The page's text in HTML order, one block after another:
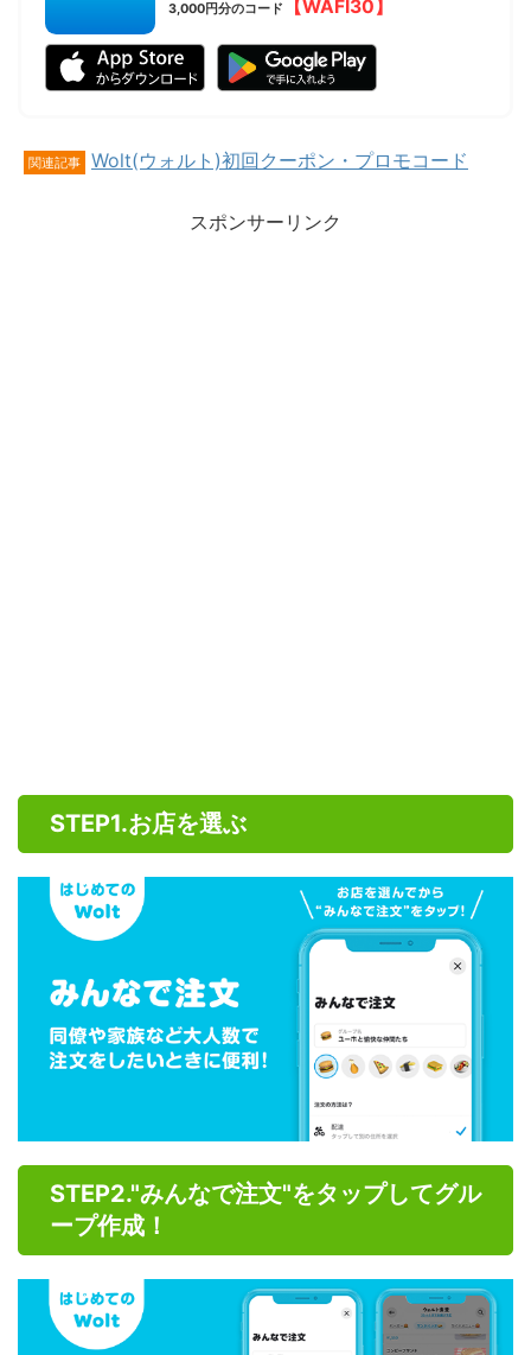
3,000円分のコード 【WAFI30】
関連記事 Wolt(ウォルト)初回クーポン・プロモコード
スポンサーリンク
STEP1.お店を選ぶ
STEP2."みんなで注文"をタップしてグル
ープ作成！